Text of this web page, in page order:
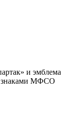
и эмблема
знаками МФСО